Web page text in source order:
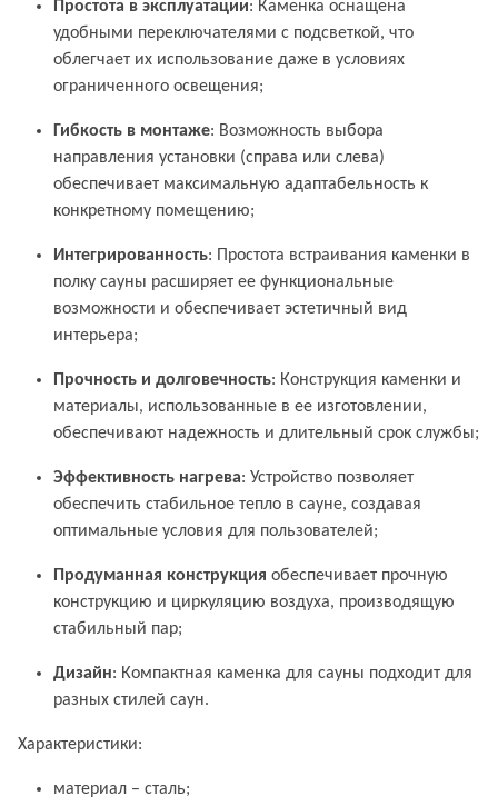
Простота в эксплуатации: Каменка оснащена
удобными переключателями с подсветкой, что
облегчает их использование даже в условиях
ограниченного освещения;
Гибкость в монтаже: Возможность выбора
направления установки (справа или слева)
обеспечивает максимальную адаптабельность к
конкретному помещению;
Интегрированность: Простота встраивания каменки в
полку сауны расширяет ее функциональные
возможности и обеспечивает эстетичный вид
интерьера;
Прочность и долговечность: Конструкция каменки и
материалы, использованные в ее изготовлении,
обеспечивают надежность и длительный срок службы;
Эффективность нагрева: Устройство позволяет
обеспечить стабильное тепло в сауне, создавая
оптимальные условия для пользователей;
Продуманная конструкция обеспечивает прочную
конструкцию и циркуляцию воздуха, производящую
стабильный пар;
Дизайн: Компактная каменка для сауны подходит для
разных стилей саун.
Характеристики:
материал – сталь;